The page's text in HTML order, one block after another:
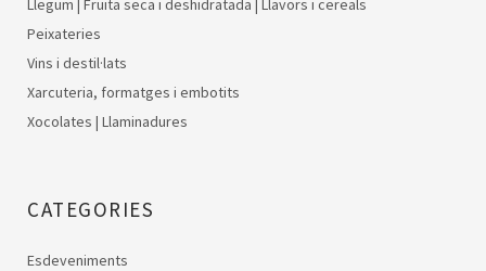
Llegum | Fruita seca i deshidratada | Llavors i cereals
Peixateries
Vins i destil·lats
Xarcuteria, formatges i embotits
Xocolates | Llaminadures
CATEGORIES
Esdeveniments